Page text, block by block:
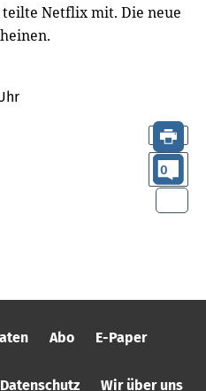
Netflix mit. Die neue
0
Abo E-Paper
Datenschutz Wir über uns